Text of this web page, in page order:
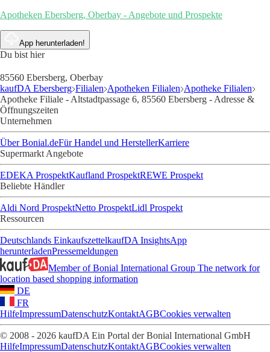
Apotheken Ebersberg, Oberbay - Angebote und Prospekte
App herunterladen!
Du bist hier
85560 Ebersberg, Oberbay
kaufDA Ebersberg Filialen Apotheken Filialen Apotheke Filialen
Apotheke Filiale - Altstadtpassage 6, 85560 Ebersberg - Adresse &
Öffnungszeiten
Unternehmen
Über Bonial.deFür Handel und HerstellerKarriere
Supermarkt Angebote
EDEKA ProspektKaufland ProspektREWE Prospekt
Beliebte Händler
Aldi Nord ProspektNetto ProspektLidl Prospekt
Ressourcen
Deutschlands EinkaufszettelkaufDA InsightsApp
herunterladenPressemeldungen
Member of Bonial International Group The network for
location based shopping information
DE
FR
HilfeImpressumDatenschutzKontaktAGBCookies verwalten
© 2008 - 2026 kaufDA Ein Portal der Bonial International GmbH
HilfeImpressumDatenschutzKontaktAGBCookies verwalten